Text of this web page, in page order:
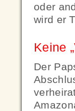
oder
wird er
Keine
Der